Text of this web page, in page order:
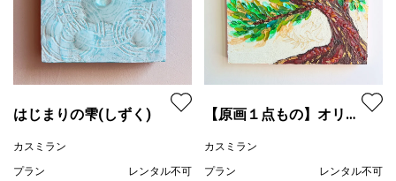
はじまりの雫(しずく)
カスミラン
プラン
レンタル不可
【原画１点もの】オリー
カスミラン
プラン
レンタル不可